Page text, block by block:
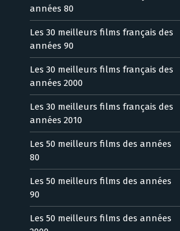
années 80
Les 30 meilleurs films français des
années 90
Les 30 meilleurs films français des
années 2000
Les 30 meilleurs films français des
années 2010
Les 50 meilleurs films des années
80
Les 50 meilleurs films des années
90
Les 50 meilleurs films des années